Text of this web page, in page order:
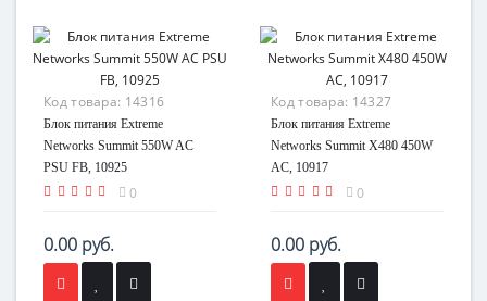
Код товара: 14316
Блок питания Extreme
Networks Summit 550W AC
PSU FB, 10925
0
0.00 руб.
Код товара: 14327
Блок питания Extreme
Networks Summit X480 450W
AC, 10917
0
0.00 руб.